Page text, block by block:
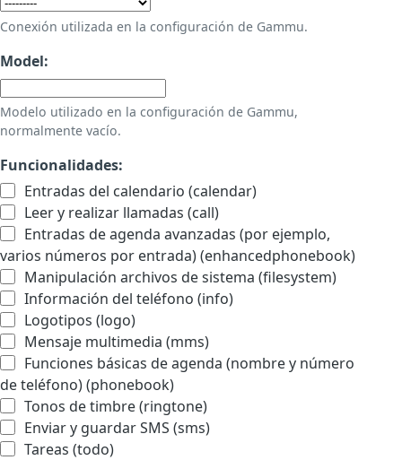
Conexión utilizada en la configuración de Gammu.
Model:
Modelo utilizado en la configuración de Gammu,
normalmente vacío.
Funcionalidades:
Entradas del calendario (calendar)
Leer y realizar llamadas (call)
Entradas de agenda avanzadas (por ejemplo,
varios números por entrada) (enhancedphonebook)
Manipulación archivos de sistema (filesystem)
Información del teléfono (info)
Logotipos (logo)
Mensaje multimedia (mms)
Funciones básicas de agenda (nombre y número
de teléfono) (phonebook)
Tonos de timbre (ringtone)
Enviar y guardar SMS (sms)
Tareas (todo)